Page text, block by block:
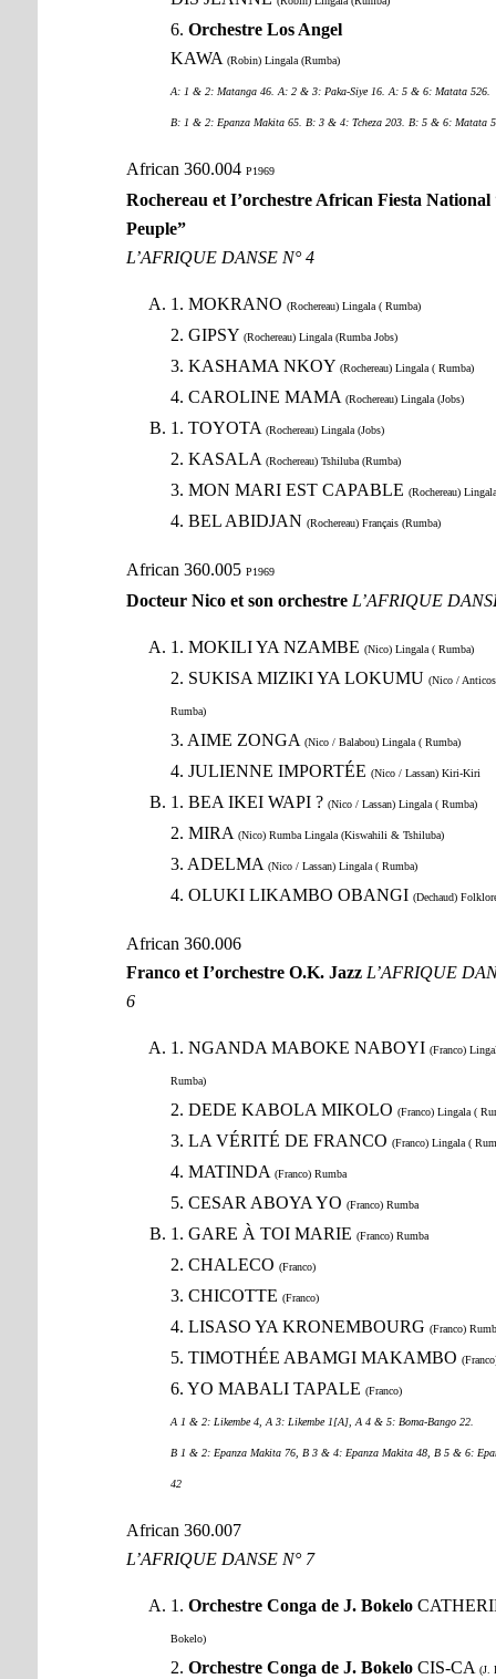
6. Orchestre Los Angel
KAWA (Robin) Lingala (Rumba)
A: 1 & 2: Matanga 46. A: 2 & 3: Paka-Siye 16. A: 5 & 6: Matata 526.
B: 1 & 2: Epanza Makita 65. B: 3 & 4: Tcheza 203. B: 5 & 6: Matata
African 360.004 P1969
Rochereau et I’orchestre African Fiesta National
Peuple”
L’AFRIQUE DANSE N° 4
1. MOKRANO (Rochereau) Lingala ( Rumba)
2. GIPSY (Rochereau) Lingala (Rumba Jobs)
3. KASHAMA NKOY (Rochereau) Lingala ( Rumba)
4. CAROLINE MAMA (Rochereau) Lingala (Jobs)
1. TOYOTA (Rochereau) Lingala (Jobs)
2. KASALA (Rochereau) Tshiluba (Rumba)
3. MON MARI EST CAPABLE (Rochereau)
4. BEL ABIDJAN (Rochereau) Français (Rumba)
African 360.005 P1969
Docteur Nico et son orchestre L’AFRIQUE
1. MOKILI YA NZAMBE (Nico) Lingala ( Rumba)
2. SUKISA MIZIKI YA LOKUMU (Nico /
Rumba)
3. AIME ZONGA (Nico / Balabou) Lingala ( Rumba)
4. JULIENNE IMPORTÉE (Nico / Lassan) Kiri-Kiri
1. BEA IKEI WAPI ? (Nico / Lassan) Lingala ( Rumba)
2. MIRA (Nico) Rumba Lingala (Kiswahili & Tshiluba)
3. ADELMA (Nico / Lassan) Lingala ( Rumba)
4. OLUKI LIKAMBO OBANGI (Dechaud)
African 360.006
Franco et I’orchestre O.K. Jazz L’AFRIQUE
6
1. NGANDA MABOKE NABOYI (Franco)
Rumba)
2. DEDE KABOLA MIKOLO (Franco) Lingala (
3. LA VÉRITÉ DE FRANCO (Franco) Lingala (
4. MATINDA (Franco) Rumba
5. CESAR ABOYA YO (Franco) Rumba
1. GARE À TOI MARIE (Franco) Rumba
2. CHALECO (Franco)
3. CHICOTTE (Franco)
4. LISASO YA KRONEMBOURG (Franco)
5. TIMOTHÉE ABAMGI MAKAMBO
6. YO MABALI TAPALE (Franco)
A 1 & 2: Likembe 4, A 3: Likembe 1[A], A 4 & 5: Boma-Bango 22.
B 1 & 2: Epanza Makita 76, B 3 & 4: Epanza Makita 48, B 5 & 6:
42
African 360.007
L’AFRIQUE DANSE N° 7
1. Orchestre Conga de J. Bokelo
Bokelo)
2. Orchestre Conga de J. BokeloCIS-CA (J.